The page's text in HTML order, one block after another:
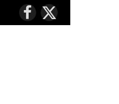
Facebook
X
(Twitter)